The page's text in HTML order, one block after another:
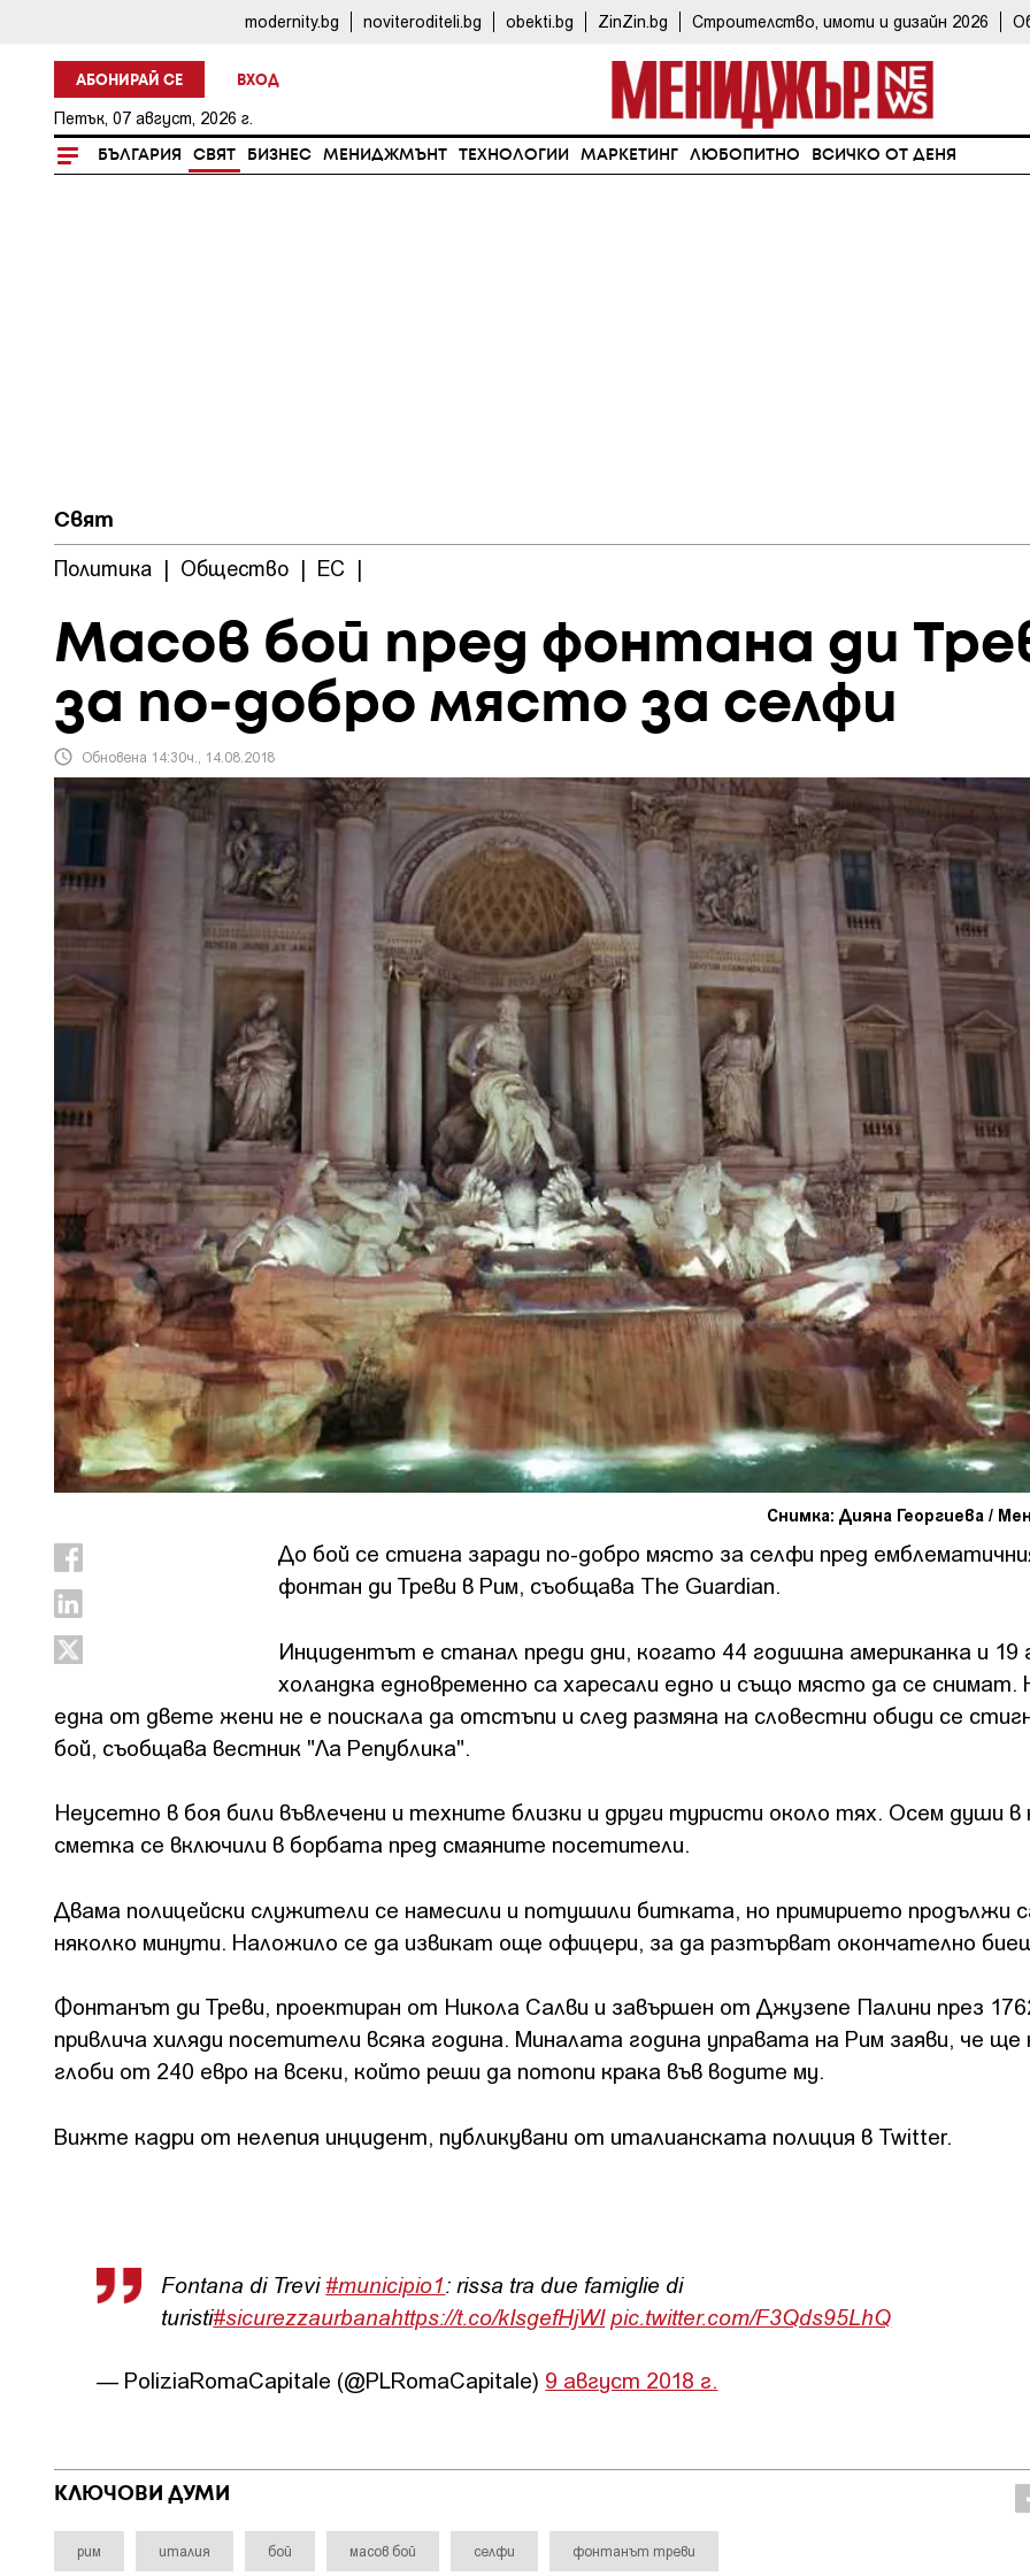
modernity.bg noviteroditeli.bg obekti.bg ZinZin.bg Строителство, имоти и дизайн 2026
АБОНИРАЙ СЕ ВХОД
Петък, 07 август, 2026 г.
БЪЛГАРИЯ СВЯТ БИЗНЕС МЕНИДЖМЪНТ ТЕХНОЛОГИИ МАРКЕТИНГ ЛЮБОПИТНО ВСИЧКО ОТ ДЕНЯ
Свят
Политика | Общество | ЕС |
Масов бой пред фонтана ди
за по-добро място за селфи
Обновена 14:30ч., 14.08.2018
Снимка: Дияна Георгиева /
До бой се стигна заради по-добро място за селфи пред
фонтан ди Треви в Рим, съобщава The Guardian.
Инцидентът е станал преди дни, когато 44 годишна американка и 19
холандка едновременно са харесали едно и също място да се снимат.
една от двете жени не е поискала да отстъпи и след размяна на словестни обиди се
бой, съобщава вестник "Ла Република".
Неусетно в боя били въвлечени и техните близки и други туристи около тях. Осем души в
сметка се включили в борбата пред смаяните посетители.
Двама полицейски служители се намесили и потушили битката, но примирието продължи
няколко минути. Наложило се да извикат още офицери, за да разтърват окончателно
Фонтанът ди Треви, проектиран от Никола Салви и завършен от Джузепе Палини през
привлича хиляди посетители всяка година. Миналата година управата на Рим заяви, че ще
глоби от 240 евро на всеки, който реши да потопи крака във водите му.
Вижте кадри от нелепия инцидент, публикувани от италианската полиция в Twitter.
Fontana di Trevi#municipio1 : rissa tra due famiglie di
turisti#sicurezzaurbanahttps://t.co/kIsgefHjWI pic.twitter.com/F3Qds95LhQ
— PoliziaRomaCapitale (@PLRomaCapitale) 9 август 2018 г.
КЛЮЧОВИ ДУМИ
рим италия бой масов бой селфи фонтанът треви